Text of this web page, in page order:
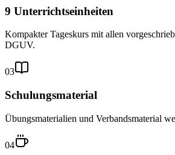
9 Unterrichtseinheiten
Kompakter Tageskurs mit allen
DGUV.
03
Schulungsmaterial
Übungsmaterialien und Verbandsmaterial
04